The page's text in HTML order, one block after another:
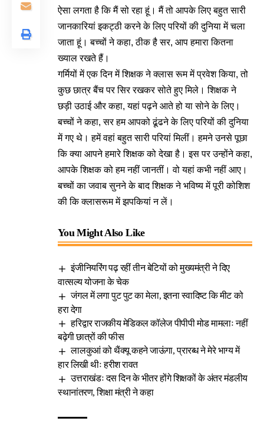
ऐसा लगता है कि मैं सो रहा हूं। मैं तो आपके लिए बहुत सारी
जानकारियां इकट्ठी करने के लिए परियों की दुनिया में चला
जाता हूं। बच्चों ने कहा, ठीक है सर, आप हमारा कितना
ख्याल रखते हैं।
गर्मियों में एक दिन में शिक्षक ने क्लास रूम में प्रवेश किया, तो
कुछ छात्र बैंच पर सिर रखकर सोते हुए मिले। शिक्षक ने
छड़ी उठाई और कहा, यहां पढ़ने आते हो या सोने के लिए।
बच्चों ने कहा, सर हम आपको ढूंढने के लिए परियों की दुनिया
में गए थे। हमें वहां बहुत सारी परियां मिलीं। हमने उनसे पूछा
कि क्या आपने हमारे शिक्षक को देखा है। इस पर उन्होंने कहा,
आपके शिक्षक को हम नहीं जानतीं। वो यहां कभी नहीं आए।
बच्चों का जवाब सुनने के बाद शिक्षक ने भविष्य में पूरी कोशिश
की कि क्लासरूम में झपकियां न लें।
You Might Also Like
इंजीनियरिंग पढ़ रहीं तीन बेटियों को मुख्यमंत्री ने दिए
वात्सल्य योजना के चेक
जंगल में लगा पुट पुट का मेला, इतना स्वादिष्ट कि मीट को
हरा देगा
हरिद्वार राजकीय मेडिकल कॉलेज पीपीपी मोड मामलाः नहीं
बढ़ेगी छात्रों की फीस
लालकुआं को थैंक्यू कहने जाऊंगा, प्रारब्ध ने मेरे भाग्य में
हार लिखी थीः हरीश रावत
उत्तराखंडः दस दिन के भीतर होंगे शिक्षकों के अंतर मंडलीय
स्थानांतरण, शिक्षा मंत्री ने कहा